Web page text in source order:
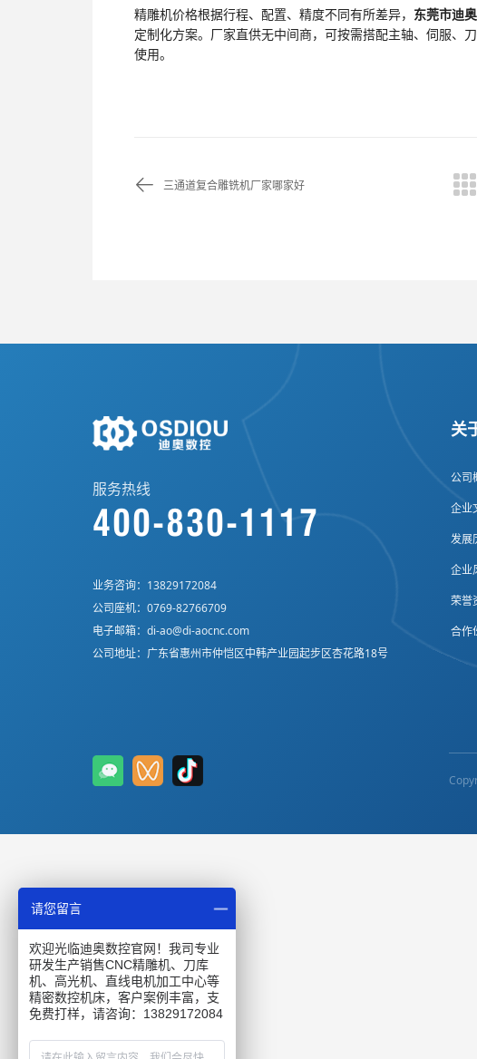
精雕机价格根据行程、配置、精度不同有所差异， 东莞市迪
定制化方案。厂家直供无中间商，可按需搭配主轴、伺服、
使用。
三通道复合雕铣机厂家哪家好
服务热线
400-830-1117
业务咨询： 13829172084
公司座机： 0769-82766709
电子邮箱： di-ao@di-aocnc.com
公司地址：广东省惠州市仲恺区中韩产业园起步区杏花路18号
关
公司
企业
发展
企业
荣誉
合作
请您留言
欢迎光临迪奥数控官网！我司专业
研发生产销售CNC精雕机、刀库
机、高光机、直线电机加工中心等
精密数控机床，客户案例丰富，支
免费打样，请咨询：13829172084